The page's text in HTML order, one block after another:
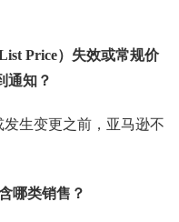
Price）失效或常规价
通知？
生变更之前，亚马逊不
哪类销售？